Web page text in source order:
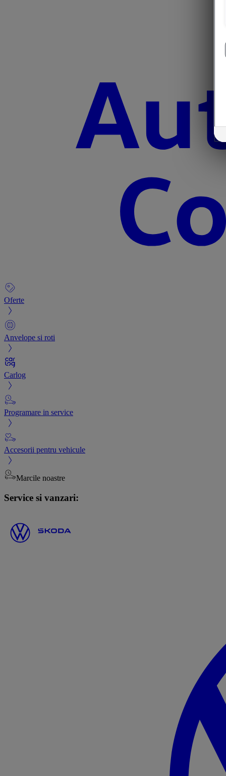
Oferte
Anvelope si roti
Carlog
Programare in service
Accesorii pentru vehicule
Marcile noastre
Service si vanzari: